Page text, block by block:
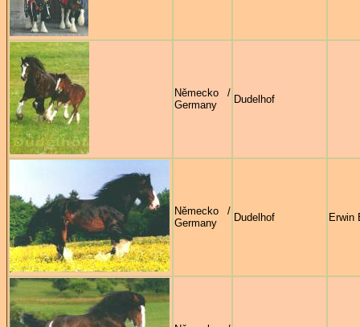
Německo /
Germany
Dudelhof
Německo /
Germany
Dudelhof Erwin